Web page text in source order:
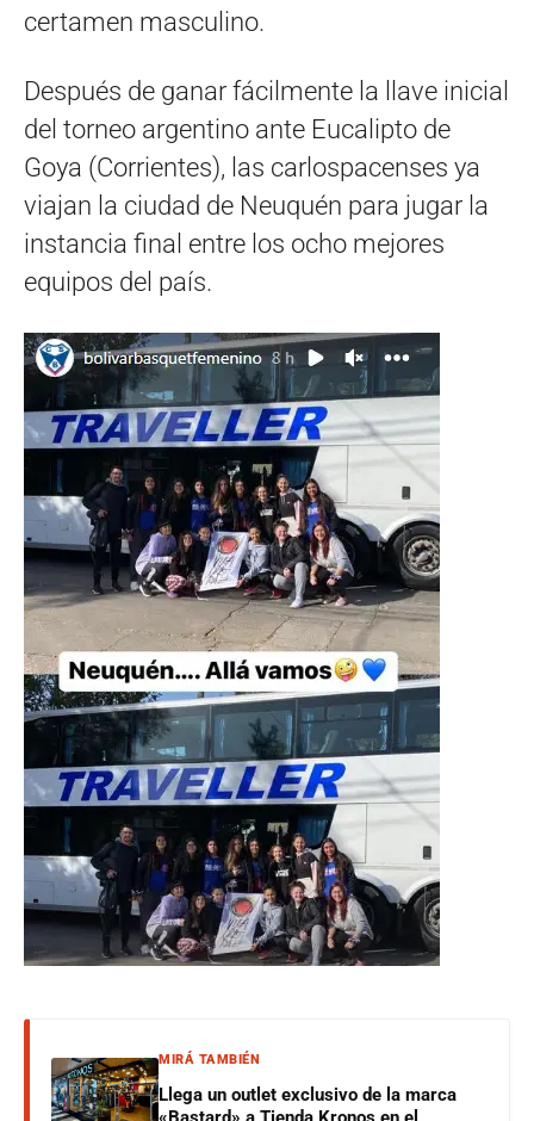
certamen masculino.
Después de ganar fácilmente la llave inicial
del torneo argentino ante Eucalipto de
Goya (Corrientes), las carlospacenses ya
viajan la ciudad de Neuquén para jugar la
instancia final entre los ocho mejores
equipos del país.
MIRÁ TAMBIÉN
Llega un outlet exclusivo de la marca